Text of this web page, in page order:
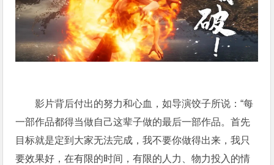
影片背后付出的努力和心血，如导演饺子所说：“每
一部作品都得当做自己这辈子做的最后一部作品。首先
目标就是定到大家无法完成，我不要你做得出来，我只
要效果好，在有限的时间，有限的人力、物力投入的情